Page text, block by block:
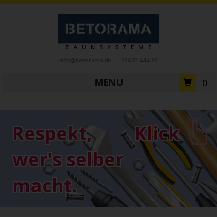
MENU 0
Schiebetore Drehtore Pforten Zaunfelder
Antriebe
Referenzen
Downloads Zubehör
Tore
ALUMINIUM
Klick
Respekt,
wer's selber
macht.